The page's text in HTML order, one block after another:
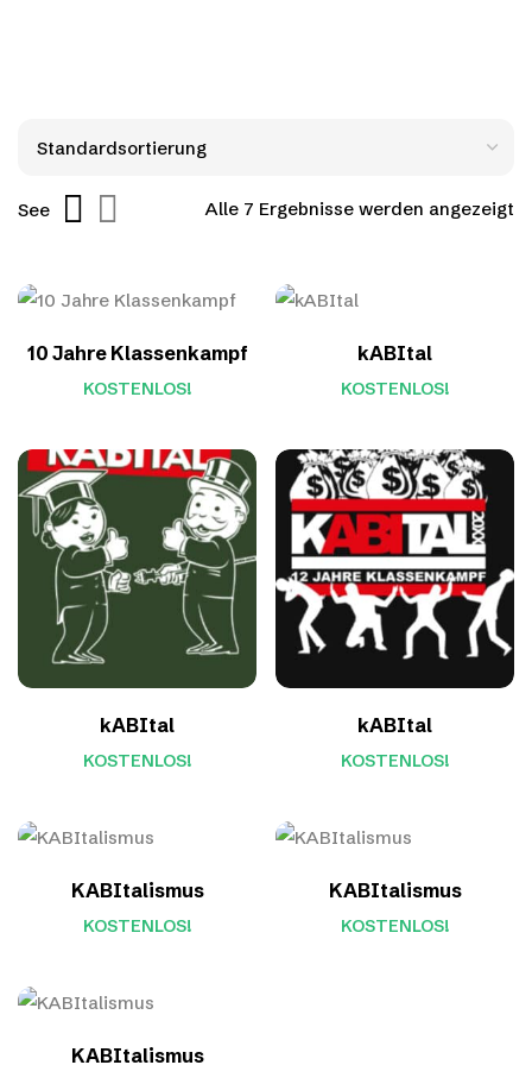
Alle 7 Ergebnisse werden angezeigt
See
10 Jahre Klassenkampf
KOSTENLOS!
kABItal
KOSTENLOS!
kABItal
KOSTENLOS!
kABItal
KOSTENLOS!
KABItalismus
KOSTENLOS!
KABItalismus
KOSTENLOS!
KABItalismus